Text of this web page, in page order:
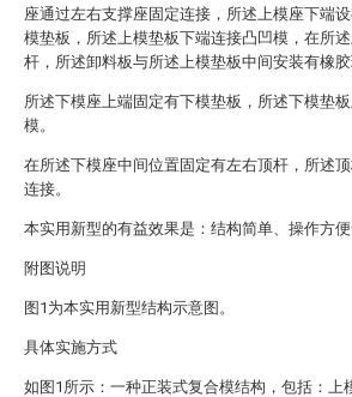
座通过左右支撑座固定连接，所述上模座下端
模垫板，所述上模垫板下端连接凸凹模，在所
杆，所述卸料板与所述上模垫板中间安装有橡胶
所述下模座上端固定有下模垫板，所述下模垫
模。
在所述下模座中间位置固定有左右顶杆，所述
连接。
本实用新型的有益效果是：结构简单、操作方
附图说明
图1为本实用新型结构示意图。
具体实施方式
如图1所示：一种正装式复合模结构，包括：